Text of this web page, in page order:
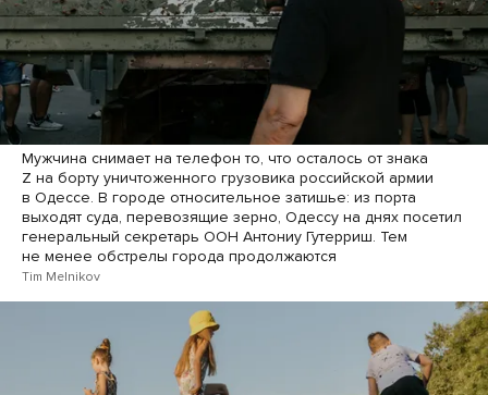
Мужчина снимает на телефон то, что осталось от знака
Z на борту уничтоженного грузовика российской армии
в Одессе. В городе относительное затишье: из порта
выходят суда, перевозящие зерно, Одессу на днях посетил
генеральный секретарь ООН Антониу Гутерриш. Тем
не менее обстрелы города продолжаются
Tim Melnikov